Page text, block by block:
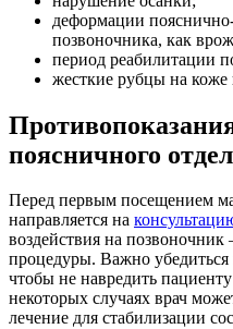
деформации
позвоночника, как
период реабилитации
жесткие рубцы на коже
поясничного
Перед первым посещением
направляется на
воздействия на позвоночник
процедуры. Важно убедиться
чтобы не навредить
некоторых случаях врач
лечение для стабилизации